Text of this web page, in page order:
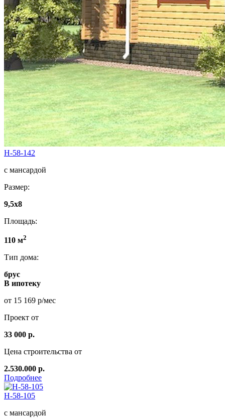
Н-58-142
с мансардой
Размер:
9,5x8
Площадь:
110 м2
Тип дома:
брус
В ипотеку
от 15 169 р/мес
Проект от
33 000 р.
Цена строительства от
2.530.000 р.
Подробнее
Н-58-105
с мансардой